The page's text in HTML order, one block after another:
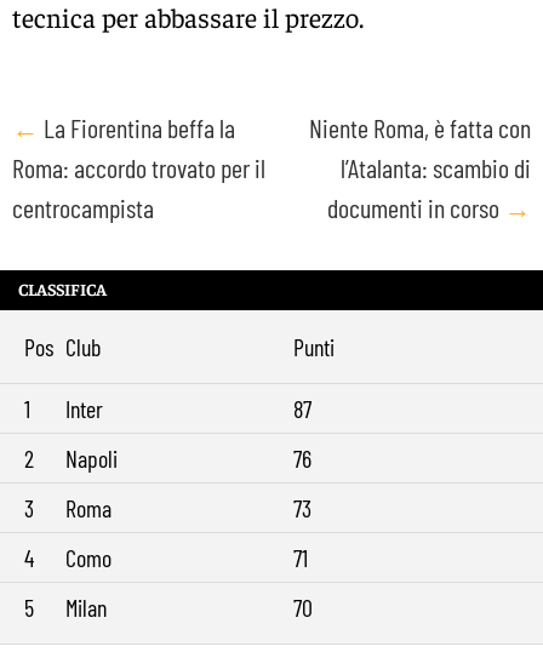
tecnica per abbassare il prezzo.
Post
navigation
← La Fiorentina beffa la
Roma: accordo trovato per il
centrocampista
Niente Roma, è fatta con
l’Atalanta: scambio di
documenti in corso →
CLASSIFICA
Pos Club Punti
1 Inter
87
2
Napoli
76
3
Roma
73
4
Como
71
5
Milan 70